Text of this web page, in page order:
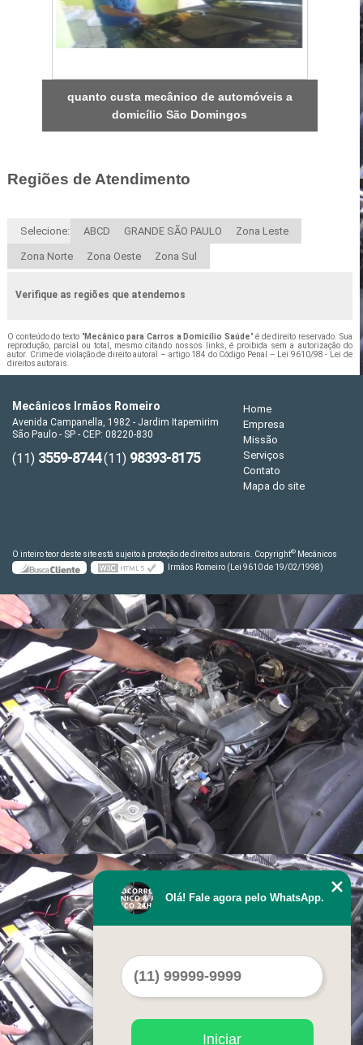
quanto custa mecânico de automóveis a
domicílio São Domingos
Regiões de Atendimento
Selecione: ABCD GRANDE SÃO PAULO Zona Leste
Zona Norte Zona Oeste Zona Sul
Verifique as regiões que atendemos
O conteúdo do texto "Mecânico para Carros a Domicílio Saúde" é de direito reservado. Sua
reprodução, parcial ou total, mesmo citando nossos links, é proibida sem a autorização do
autor. Crime de violação de direito autoral – artigo 184 do Código Penal – Lei 9610/98 - Lei de
direitos autorais.
Mecânicos Irmãos Romeiro
Avenida Campanella, 1982 - Jardim Itapemirim
São Paulo - SP - CEP: 08220-830
(11) 3559-8744(11) 98393-8175
Home
Empresa
Missão
Serviços
Contato
Mapa do site
O inteiro teor deste site está sujeito à proteção de direitos autorais. Copyright© Mecânicos
Irmãos Romeiro (Lei 9610 de 19/02/1998)
Olá! Fale agora pelo WhatsApp.
Iniciar